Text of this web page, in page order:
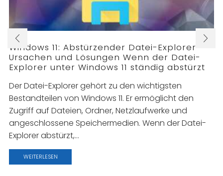
Windows 11: Abstürzender Datei-Explorer –
Ursachen und Lösungen Wenn der Datei-
Explorer unter Windows 11 ständig abstürzt
Der Datei-Explorer gehört zu den wichtigsten
Bestandteilen von Windows 11. Er ermöglicht den
Zugriff auf Dateien, Ordner, Netzlaufwerke und
angeschlossene Speichermedien. Wenn der Datei-
Explorer abstürzt,...
WEITERLESEN